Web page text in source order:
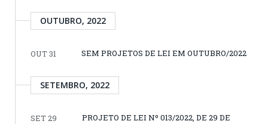
OUTUBRO, 2022
OUT 31 SEM PROJETOS DE LEI EM OUTUBRO/2022
SETEMBRO, 2022
SET 29
PROJETO DE LEI Nº 013/2022, DE 29 DE